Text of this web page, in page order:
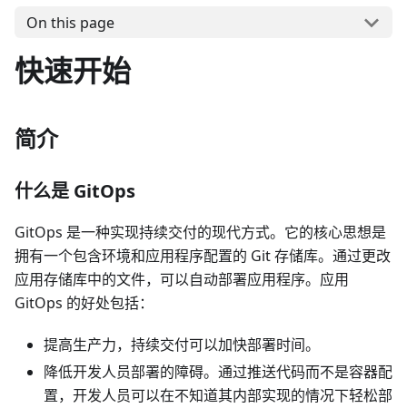
On this page
快速开始
简介
什么是 GitOps
GitOps 是一种实现持续交付的现代方式。它的核心思想是
拥有一个包含环境和应用程序配置的 Git 存储库。通过更改
应用存储库中的文件，可以自动部署应用程序。应用
GitOps 的好处包括：
提高生产力，持续交付可以加快部署时间。
降低开发人员部署的障碍。通过推送代码而不是容器配
置，开发人员可以在不知道其内部实现的情况下轻松部